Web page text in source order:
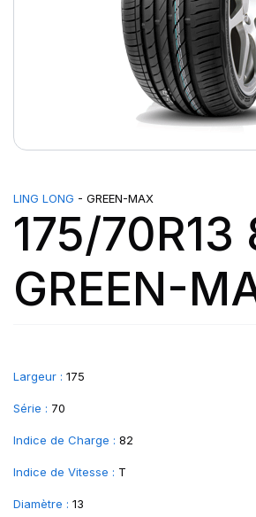
LING LONG - GREEN-MAX
175/70R13
GREEN-
Largeur : 175
Série : 70
Indice de Charge : 82
Indice de Vitesse : T
Diamètre : 13